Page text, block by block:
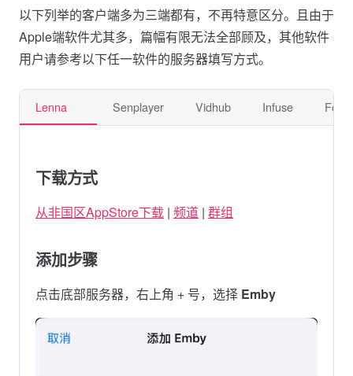
以下列举的客户端多为三端都有，不再特意区分。且由于
Apple端软件尤其多，篇幅有限无法全部顾及，其他软件
用户请参考以下任一软件的服务器填写方式。
Lenna🆓 Senplayer Vidhub Infuse
下载方式
从非国区AppStore下载 | 频道 | 群组
添加步骤
点击底部服务器，右上角 + 号，选择 Emby